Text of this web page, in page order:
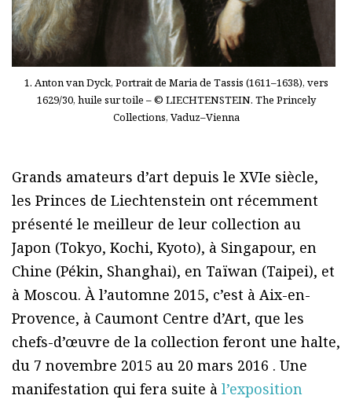
1. Anton van Dyck, Portrait de Maria de Tassis (1611–1638), vers
1629/30, huile sur toile – © LIECHTENSTEIN. The Princely
Collections, Vaduz–Vienna
Grands amateurs d’art depuis le XVIe siècle,
les Princes de Liechtenstein ont récemment
présenté le meilleur de leur collection au
Japon (Tokyo, Kochi, Kyoto), à Singapour, en
Chine (Pékin, Shanghai), en Taïwan (Taipei), et
à Moscou. À l’automne 2015, c’est à Aix-en-
Provence, à Caumont Centre d’Art, que les
chefs-d’œuvre de la collection feront une halte,
du 7 novembre 2015 au 20 mars 2016 . Une
manifestation qui fera suite à l’exposition